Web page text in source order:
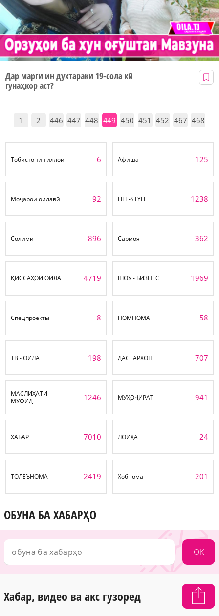
Дар марги ин духтараки 19-сола кӣ
гунаҳкор аст?
1 2 446 447 448 449 450 451 452 467 468
Тобистони тиллоӣ 6 Афиша 125
Моҷарои оилавӣ 92 LIFE-STYLE 1238
Солимӣ 896 Сармоя 362
ҚИССАҲОИ ОИЛА 4719 ШОУ - БИЗНЕС 1969
Спецпроекты 8 НОМНОМА 58
ТВ - ОИЛА 198 ДАСТАРХОН 707
МАСЛИҲАТИ
МУФИД
1246 МУҲОҶИРАТ 941
ХАБАР 7010 ЛОИҲА 24
ТОЛЕЪНОМА 2419 Хобнома 201
ОБУНА БА ХАБАРҲО
OK
Хабар, видео ва акс гузоред